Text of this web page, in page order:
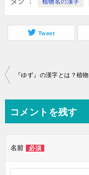
植物名の漢字
Tweet
投
ビ
ー
シ
コメントを残す
名前 必須